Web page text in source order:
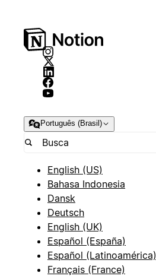
Português (Brasil)
English (US)
Bahasa Indonesia
Dansk
Deutsch
English (UK)
Español (España)
Español (Latinoamérica)
Français (France)